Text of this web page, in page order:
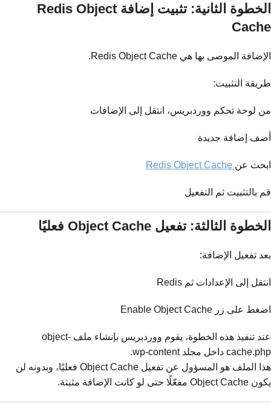
الخطوة الثانية: تثبيت إضافة Redis Object
Cache
الإضافة الموصى بها هي Redis Object Cache.
طريقة التثبيت:
من لوحة تحكم ووردبريس، انتقل إلى الإضافات
أضف إضافة جديدة
ابحث عن
قم بالتثبيت ثم التفعيل
الخطوة الثالثة: تفعيل Object Cache فعليًا
بعد تفعيل الإضافة:
انتقل إلى الإعدادات ثم Redis
اضغط على زر Enable Object Cache
عند تنفيذ هذه الخطوة، يقوم ووردبريس بإنشاء ملف object-
cache.php داخل مجلد wp-content.
هذا الملف هو المسؤول عن تفعيل Object Cache فعليًا، وبدونه لن
يكون Object Cache مفعّلًا حتى لو كانت الإضافة مثبتة.